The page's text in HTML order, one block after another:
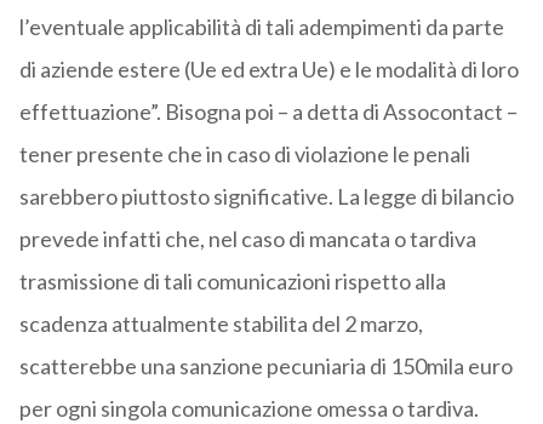
l’eventuale applicabilità di tali adempimenti da parte
di aziende estere (Ue ed extra Ue) e le modalità di loro
effettuazione”. Bisogna poi – a detta di Assocontact –
tener presente che in caso di violazione le penali
sarebbero piuttosto significative. La legge di bilancio
prevede infatti che, nel caso di mancata o tardiva
trasmissione di tali comunicazioni rispetto alla
scadenza attualmente stabilita del 2 marzo,
scatterebbe una sanzione pecuniaria di 150mila euro
per ogni singola comunicazione omessa o tardiva.